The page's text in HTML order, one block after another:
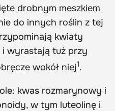
drobnym meszkiem
do innych roślin z tej
kwiaty
i wyrastają tuż przy
wokół niej1.
kwas rozmarynowy i
w tym luteolinę i